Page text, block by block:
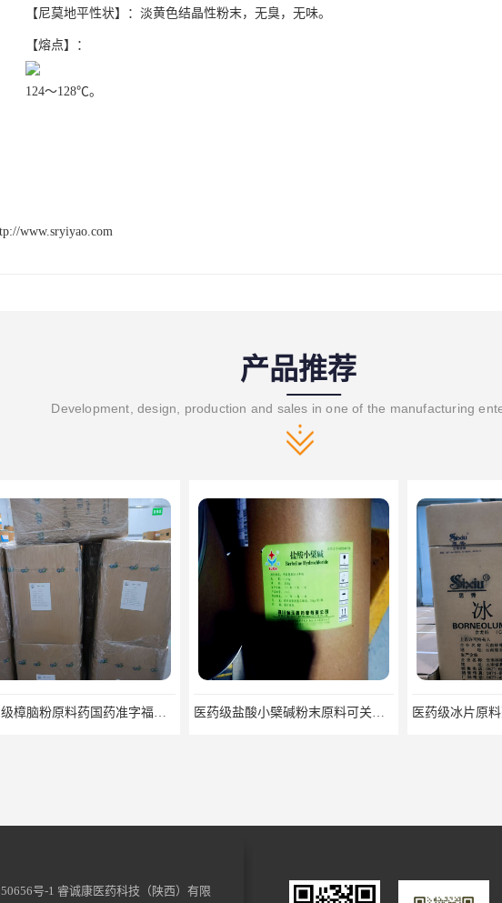
【尼莫地平性状】：淡黄色结晶性粉末，无臭，无味。
【熔点】：
124～128℃。
www.sryiyao.com
产品推荐
Development, design, production and sales in one of the manufacturing
医药级盐酸小檗碱粉末原料可关联审评 医药级冰片原料药 合成/天然冰片药典标准原料
号-1 睿诚康医药科技（陕西）有限